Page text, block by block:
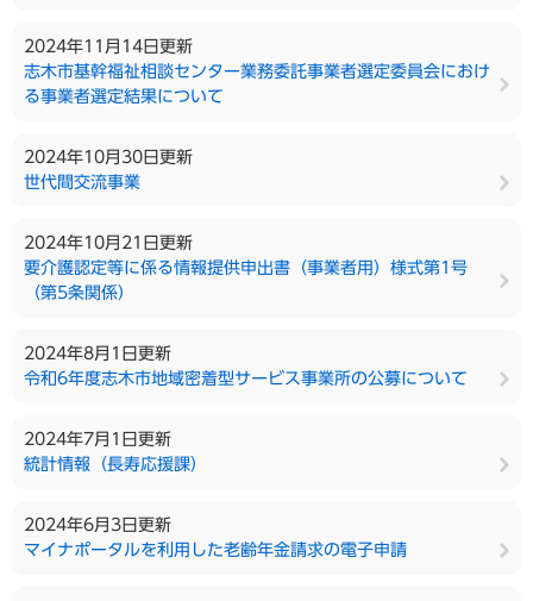
2024年11月14日更新
志木市基幹福祉相談センター業務委託事業者選定委員会におけ
る事業者選定結果について
2024年10月30日更新
世代間交流事業
2024年10月21日更新
要介護認定等に係る情報提供申出書（事業者用）様式第1号
（第5条関係）
2024年8月1日更新
令和6年度志木市地域密着型サービス事業所の公募について
2024年7月1日更新
統計情報（長寿応援課）
2024年6月3日更新
マイナポータルを利用した老齢年金請求の電子申請